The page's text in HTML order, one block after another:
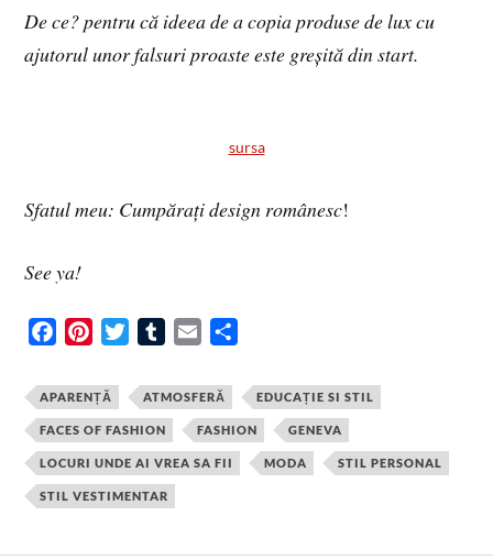
De ce? pentru că ideea de a copia produse de lux cu
ajutorul unor falsuri proaste este greșită din start.
sursa
Sfatul meu: Cumpărați design românesc!
See ya!
c
e
b
o
o
n
t
e
r
e
t
i
t
t
e
r
m
b
l
r
a
i
l
r
e
APARENȚĂ ATMOSFERĂ EDUCAȚIE SI STIL
FACES OF FASHION FASHION GENEVA
LOCURI UNDE AI VREA SA FII MODA STIL PERSONAL
STIL VESTIMENTAR